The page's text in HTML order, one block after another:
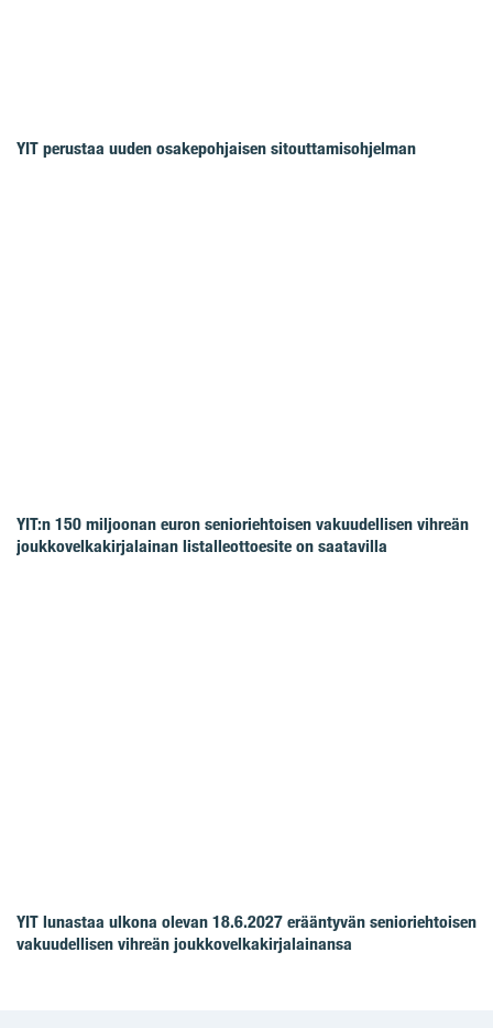
YIT perustaa uuden osakepohjaisen sitouttamisohjelman
YIT:n 150 miljoonan euron senioriehtoisen vakuudellisen vihreän
joukkovelkakirjalainan listalleottoesite on saatavilla
YIT lunastaa ulkona olevan 18.6.2027 erääntyvän senioriehtoisen
vakuudellisen vihreän joukkovelkakirjalainansa